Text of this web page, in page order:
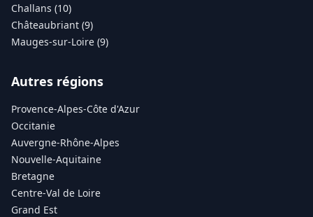
Challans (10)
Châteaubriant (9)
Mauges-sur-Loire (9)
Autres régions
Provence-Alpes-Côte d'Azur
Occitanie
Auvergne-Rhône-Alpes
Nouvelle-Aquitaine
Bretagne
Centre-Val de Loire
Grand Est